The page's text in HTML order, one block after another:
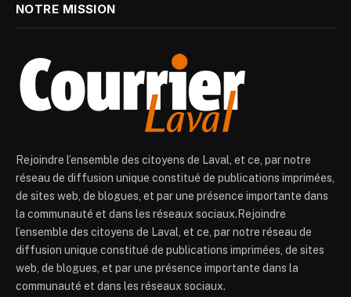
NOTRE MISSION
Rejoindre l’ensemble des citoyens de Laval, et ce, par notre
réseau de diffusion unique constitué de publications imprimées,
de sites web, de blogues, et par une présence importante dans
la communauté et dans les réseaux sociaux.Rejoindre
l’ensemble des citoyens de Laval, et ce, par notre réseau de
diffusion unique constitué de publications imprimées, de sites
web, de blogues, et par une présence importante dans la
communauté et dans les réseaux sociaux.